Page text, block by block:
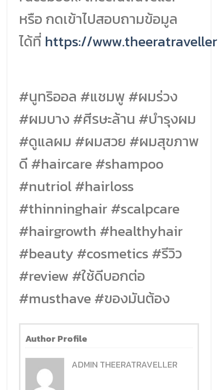
หรือ กดเข้าไปสอบถามข้อมูล
ได้ที่ https://
#นูทริออล #แชมพู #ผมร่วง
#ผมบาง #ศีรษะล้าน #บำรุงผม
#ดูแลผม #ผมสวย #ผมสุขภาพ
ดี #haircare #shampoo
#nutriol #hairloss
#thinninghair #scalpcare
#hairgrowth #healthyhair
#beauty #cosmetics #รีวิว
#review #ใช้ดีบอกต่อ
#musthave #ของมันต้อง
Author Profile
ADMIN THEERATRAVELLER